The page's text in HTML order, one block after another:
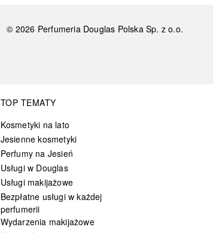
© 2026 Perfumeria Douglas Polska Sp. z o.o.
TOP TEMATY
Kosmetyki na lato
Jesienne kosmetyki
Perfumy na Jesień
Usługi w Douglas
Usługi makijażowe
Bezpłatne usługi w każdej
perfumerii
Wydarzenia makijażowe